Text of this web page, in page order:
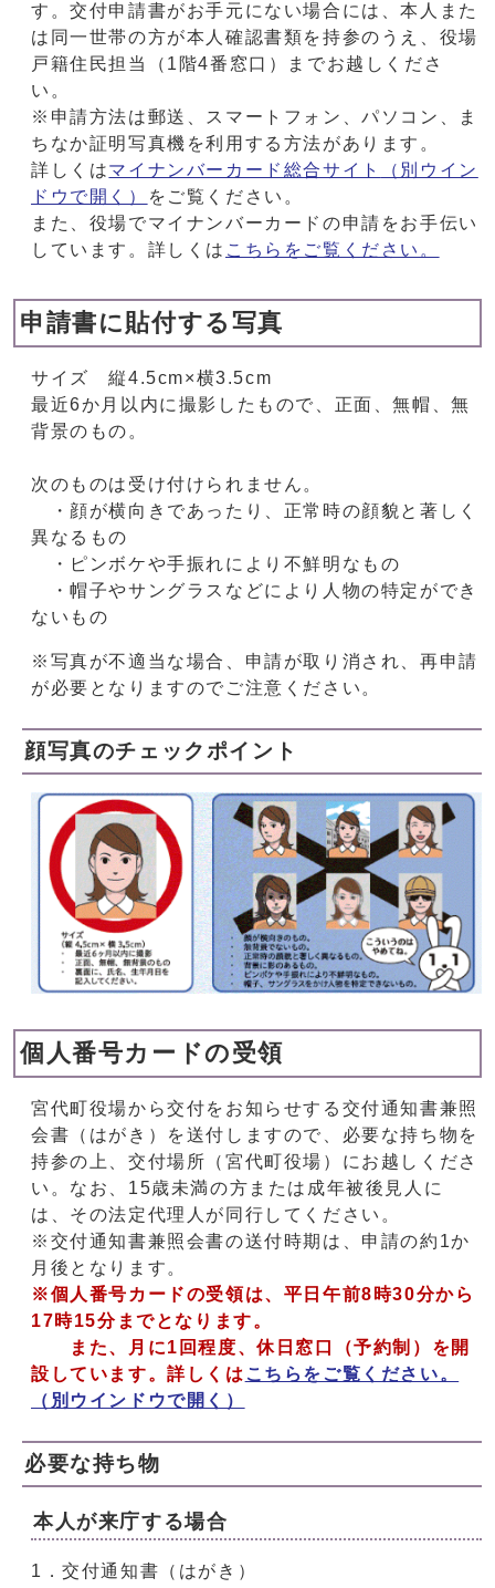
す。交付申請書がお手元にない場合には、本人また
は同一世帯の方が本人確認書類を持参のうえ、役場
戸籍住民担当（1階4番窓口）までお越しくださ
い。
※申請方法は郵送、スマートフォン、パソコン、ま
ちなか証明写真機を利用する方法があります。
詳しくはマイナンバーカード総合サイト
（別ウイン
ドウで開く）
をご覧ください。
また、役場でマイナンバーカードの申請をお手伝い
しています。詳しくは こちらをご覧ください。
申請書に貼付する写真
サイズ 縦4.5cm×横3.5cm
最近6か月以内に撮影したもので、正面、無帽、無
背景のもの。
次のものは受け付けられません。
・顔が横向きであったり、正常時の顔貌と著しく
異なるもの
・ピンボケや手振れにより不鮮明なもの
・帽子やサングラスなどにより人物の特定ができ
ないもの
※写真が不適当な場合、申請が取り消され、再申請
が必要となりますのでご注意ください。
顔写真のチェックポイント
個人番号カードの受領
宮代町役場から交付をお知らせする交付通知書兼照
会書（はがき）を送付しますので、必要な持ち物を
持参の上、交付場所（宮代町役場）にお越しくださ
い。なお、15歳未満の方または成年被後見人に
は、その法定代理人が同行してください。
※交付通知書兼照会書の送付時期は、申請の約1か
月後となります。
※個人番号カードの受領は、平日午前8時30分から
17時15分までとなります。
また、月に1回程度、休日窓口（予約制）を開
設しています。詳しくは こちらをご覧ください。
（別ウインドウで開く）
必要な持ち物
本人が来庁する場合
1．交付通知書（はがき）